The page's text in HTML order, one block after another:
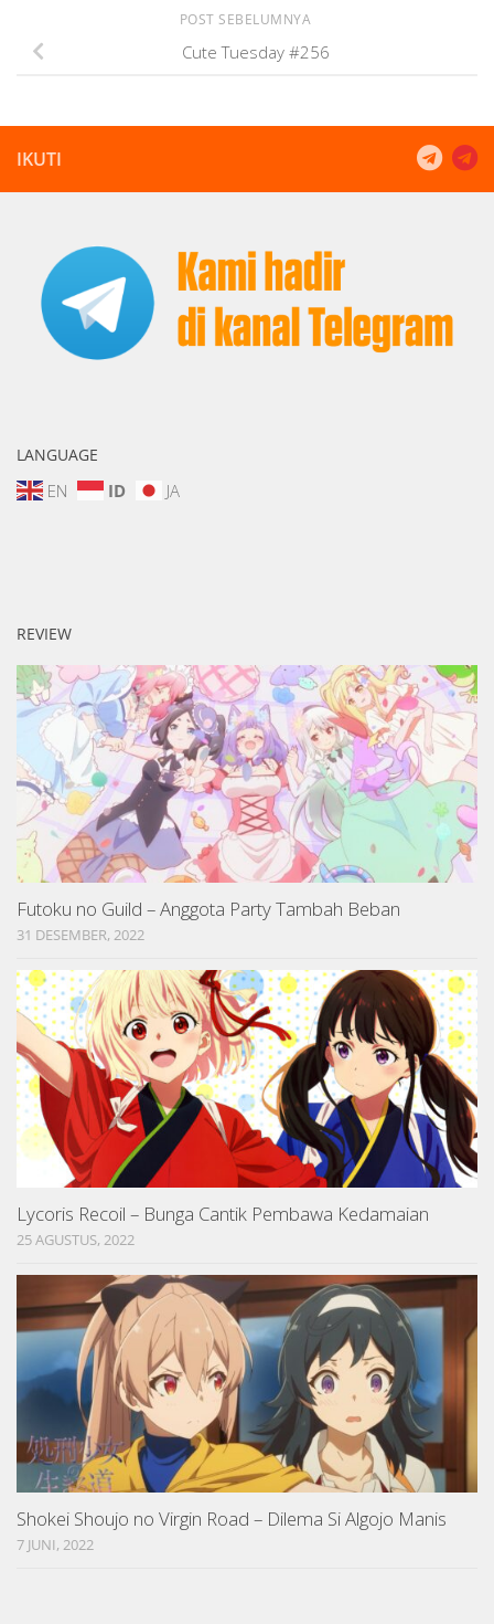
POST SEBELUMNYA
Cute Tuesday #256
IKUTI
LANGUAGE
EN ID JA
REVIEW
Futoku no Guild – Anggota Party Tambah Beban
31 DESEMBER, 2022
Lycoris Recoil – Bunga Cantik Pembawa Kedamaian
25 AGUSTUS, 2022
Shokei Shoujo no Virgin Road – Dilema Si Algojo Manis
7 JUNI, 2022